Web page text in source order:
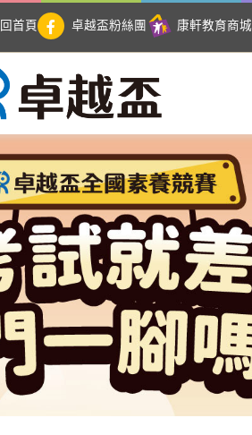
回首頁 卓越盃粉絲團 康軒教育商城
盃全國競賽